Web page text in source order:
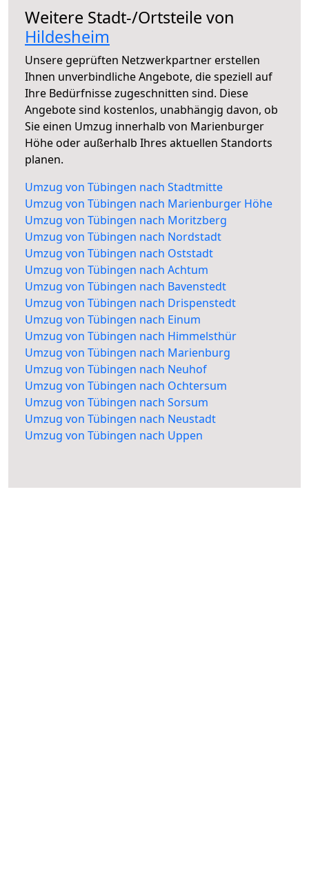
Weitere Stadt-/Ortsteile von
Hildesheim
Unsere geprüften Netzwerkpartner erstellen
Ihnen unverbindliche Angebote, die speziell auf
Ihre Bedürfnisse zugeschnitten sind. Diese
Angebote sind kostenlos, unabhängig davon, ob
Sie einen Umzug innerhalb von Marienburger
Höhe oder außerhalb Ihres aktuellen Standorts
planen.
Umzug von Tübingen nach Stadtmitte
Umzug von Tübingen nach Marienburger Höhe
Umzug von Tübingen nach Moritzberg
Umzug von Tübingen nach Nordstadt
Umzug von Tübingen nach Oststadt
Umzug von Tübingen nach Achtum
Umzug von Tübingen nach Bavenstedt
Umzug von Tübingen nach Drispenstedt
Umzug von Tübingen nach Einum
Umzug von Tübingen nach Himmelsthür
Umzug von Tübingen nach Marienburg
Umzug von Tübingen nach Neuhof
Umzug von Tübingen nach Ochtersum
Umzug von Tübingen nach Sorsum
Umzug von Tübingen nach Neustadt
Umzug von Tübingen nach Uppen